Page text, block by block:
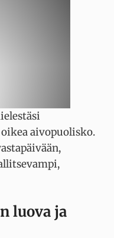
aivopuolisko.
luova ja